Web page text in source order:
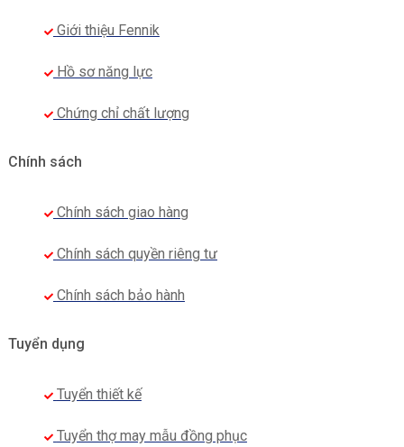
Giới thiệu Fennik
Hồ sơ năng lực
Chứng chỉ chất lượng
Chính sách
Chính sách giao hàng
Chính sách quyền riêng tư
Chính sách bảo hành
Tuyển dụng
Tuyển thiết kế
Tuyển thợ may mẫu đồng phục